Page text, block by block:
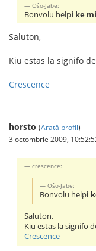
Oŝo-Jabe:
Bonvolu helpi ke
Saluton,
Kiu estas la signifo
Crescence
horsto (Arată profil)
3 octombrie 2009,
crescence:
Oŝo-Jabe:
Bonvolu helpi
Saluton,
Kiu estas la signifo
Crescence